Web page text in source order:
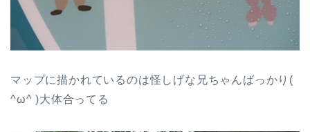
マップに描かれているのは怪しげな兄ちゃんばっかり(
^ω^ )大体合ってる